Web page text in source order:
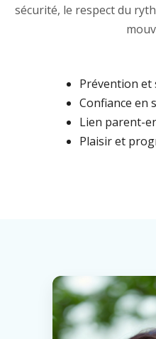
sécurité, le respect du
Prévention et
Confiance en
Lien parent-
Plaisir et